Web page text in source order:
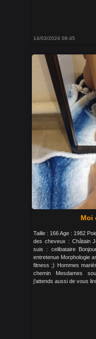
14/03/2024 08:45
Moi
Taille : 166 Age : 1982
des cheveux : Châtain
suis : celibataire
entretenue Morphologie
fitness ;) Hommes
chemin Mesdames
j'attends aussi de vous